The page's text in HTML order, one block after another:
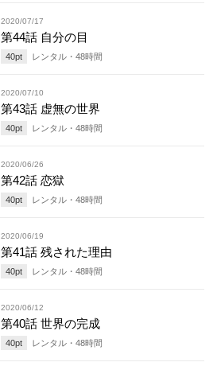
2020/07/17
第44話 自分の目
40pt レンタル・ 48時間
2020/07/10
第43話 虚無の世界
40pt レンタル・ 48時間
2020/06/26
第42話 恋獄
40pt レンタル・ 48時間
2020/06/19
第41話 残された理由
40pt レンタル・ 48時間
2020/06/12
第40話 世界の完成
40pt レンタル・ 48時間